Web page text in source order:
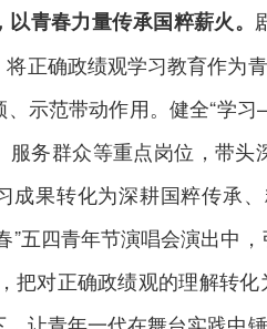
青春力量传承国粹薪火。
正确政绩观学习教育作为
示范带动作用。健全“学
服务群众等重点岗位，带
成果转化为深耕国粹传承
”五四青年节演唱会演出中
把对正确政绩观的理解转